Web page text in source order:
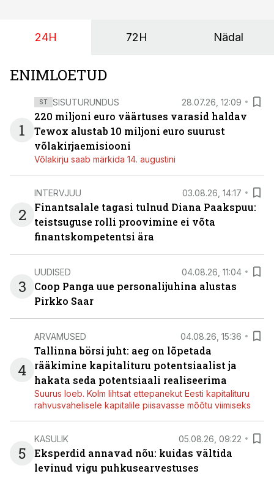
24H 72H Nädal
ENIMLOETUD
1
ST SISUTURUNDUS 28.07.26, 12:09
220 miljoni euro väärtuses varasid haldav
Tewox alustab 10 miljoni euro suurust
võlakirjaemisiooni
Võlakirju saab märkida 14. augustini
2
INTERVJUU 03.08.26, 14:17
Finantsalale tagasi tulnud Diana Paakspuu:
teistsuguse rolli proovimine ei võta
finantskompetentsi ära
3
UUDISED 04.08.26, 11:04
Coop Panga uue personalijuhina alustas
Pirkko Saar
4
ARVAMUSED 04.08.26, 15:36
Tallinna börsi juht: aeg on lõpetada
rääkimine kapitalituru potentsiaalist ja
hakata seda potentsiaali realiseerima
Suurus loeb. Kolm lihtsat ettepanekut Eesti kapitalituru
rahvusvahelisele kapitalile piisavasse mõõtu viimiseks
5
KASULIK 05.08.26, 09:22
Eksperdid annavad nõu: kuidas vältida
levinud vigu puhkusearvestuses